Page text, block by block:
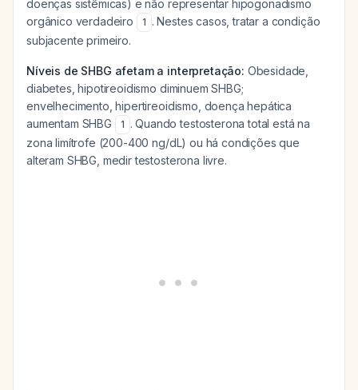
doenças sistêmicas) e não representar hipogonadismo
orgânico verdadeiro
1 . Nestes casos, tratar a condição
subjacente primeiro.
Níveis de SHBG afetam a interpretação: Obesidade,
diabetes, hipotireoidismo diminuem SHBG;
envelhecimento, hipertireoidismo, doença hepática
aumentam SHBG
1 . Quando testosterona total está na
zona limítrofe (200-400 ng/dL) ou há condições que
alteram SHBG, medir testosterona livre.